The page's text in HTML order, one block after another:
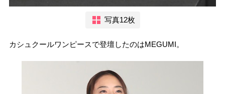
写真12枚
カシュクールワンピースで登壇したのはMEGUMI。